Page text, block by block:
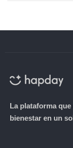
La plataforma
bienestar en un